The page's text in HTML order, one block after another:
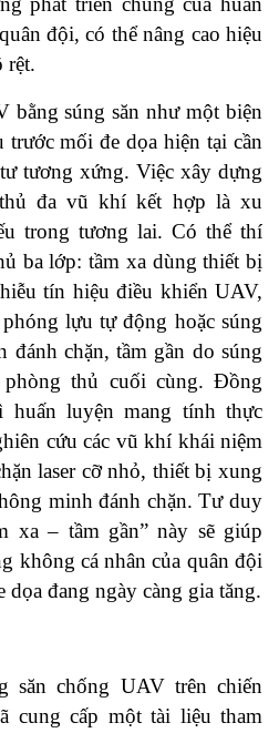
đội, có thể nâng cao hiệu
rệt.
bằng súng săn như một biện
mối đe dọa hiện tại cần
tương xứng. Việc xây dựng
đa vũ khí kết hợp là xu
trong tương lai. Có thể thí
ba lớp: tầm xa dùng thiết bị
tín hiệu điều khiển UAV,
lựu tự động hoặc súng
đánh chặn, tầm gần do súng
phòng thủ cuối cùng. Đồng
luyện mang tính thực
cứu các vũ khí khái niệm
laser cỡ nhỏ, thiết bị xung
minh đánh chặn. Tư duy
xa – tầm gần” này sẽ giúp
không cá nhân của quân đội
đang ngày càng gia tăng.
săn chống UAV trên chiến
cung cấp một tài liệu tham